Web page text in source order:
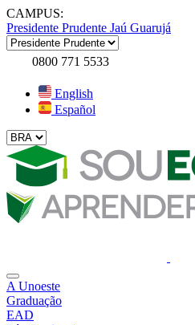
CAMPUS:
Presidente Prudente Jaú Guarujá
0800 771 5533
English
Español
A Unoeste
Graduação
EAD